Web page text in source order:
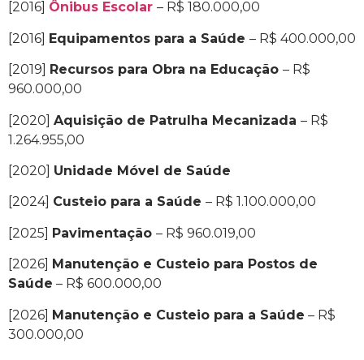
[2016] Ônibus Escolar – R$ 180.000,00
[2016] Equipamentos para a Saúde – R$ 400.000,00
[2019] Recursos para Obra na Educação – R$
960.000,00
[2020] Aquisição de Patrulha Mecanizada – R$
1.264.955,00
[2020] Unidade Móvel de Saúde
[2024] Custeio para a Saúde – R$ 1.100.000,00
[2025] Pavimentação – R$ 960.019,00
[2026] Manutenção e Custeio para Postos de
Saúde – R$ 600.000,00
[2026] Manutenção e Custeio para a Saúde – R$
300.000,00